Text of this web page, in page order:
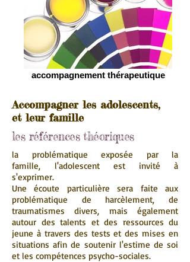
accompagnement thérapeutique
Accompagner les adolescents,
et leur famille
les références théoriques
la problématique exposée par la
famille, l'adolescent est invité à
s'exprimer.
Une écoute particulière sera faite aux
problématique de harcèlement, de
traumatismes divers, mais également
autour des talents et des ressources du
jeune à travers des tests et des mises en
situations afin de soutenir l'estime de soi
et les compétences psycho-sociales.